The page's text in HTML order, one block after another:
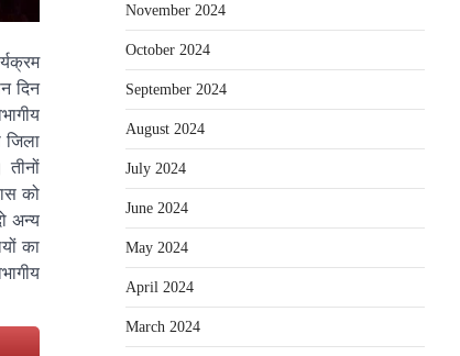
दिन
जिला
तीनों
को
अन्य
का
November 2024
October 2024
September 2024
August 2024
July 2024
June 2024
May 2024
April 2024
March 2024